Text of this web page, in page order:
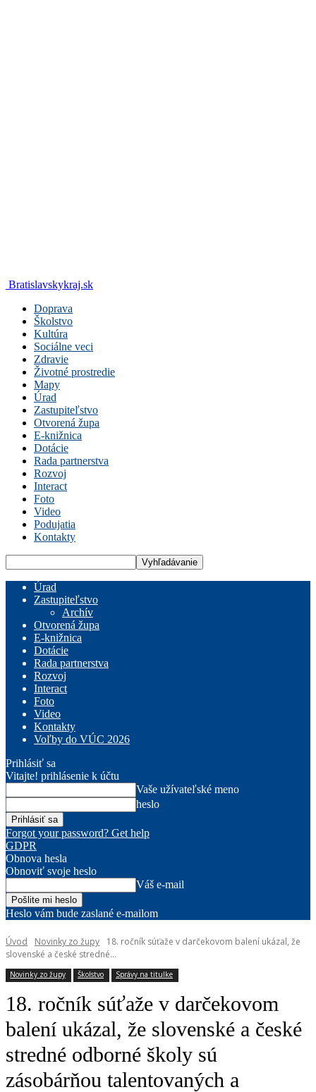
Bratislavskykraj.sk
Doprava
Školstvo
Kultúra
Sociálne veci
Zdravie
Životné prostredie
Mapy
Úrad
Zastupiteľstvo
Otvorená župa
E-knižnica
Dotácie
Rada partnerstva
Rozvoj
Interact
Foto
Video
Podujatia
Kontakty
Úrad
Zastupiteľstvo
Archív
Otvorená župa
E-knižnica
Dotácie
Rada partnerstva
Rozvoj
Interact
Foto
Video
Kontakty
Voľby do VÚC 2026
Prihlásiť sa
Vitajte! prihlásenie k účtu
Vaše užívateľské meno
heslo
Forgot your password? Get help
GDPR
Obnova hesla
Obnoviť svoje heslo
Váš e-mail
Heslo vám bude zaslané e-mailom
Úvod Novinky zo župy
18. ročník súťaže v darčekovom balení ukázal, že
slovenské a české stredné...
Novinky zo župy Školstvo Správy na titulke
18. ročník súťaže v darčekovom
balení ukázal, že slovenské a české
stredné odborné školy sú
zásobárňou talentovaných a